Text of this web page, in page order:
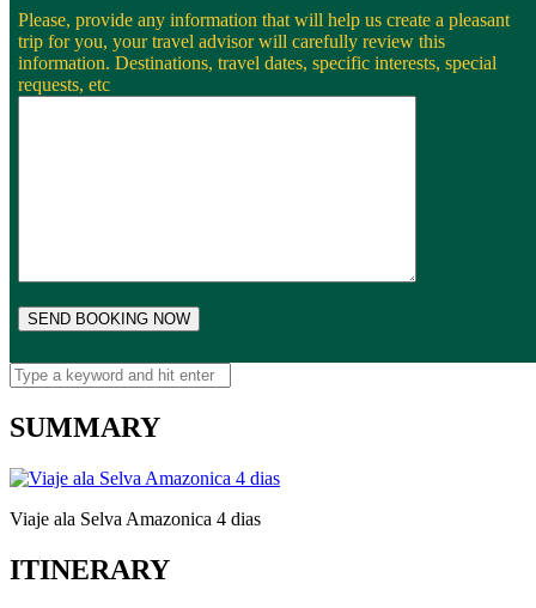
Please, provide any information that will help us create a pleasant
trip for you, your travel advisor will carefully review this
information. Destinations, travel dates, specific interests, special
requests, etc
SUMMARY
Viaje ala Selva Amazonica 4 dias
ITINERARY